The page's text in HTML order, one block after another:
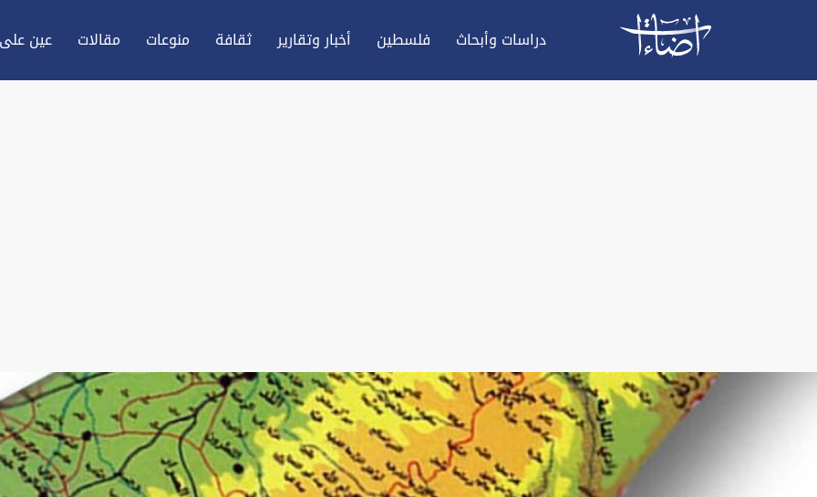
دراسات وأبحاث فلسطين أخبار وتقارير ثقافة منوعات مقالات عين